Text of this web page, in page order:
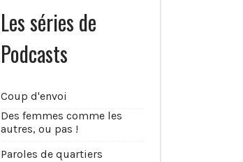
Les séries de
Podcasts
Coup d'envoi
Des femmes comme les
autres, ou pas !
Paroles de quartiers